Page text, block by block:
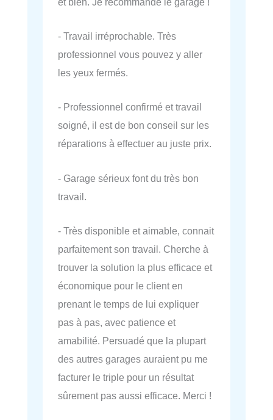
- Travail irréprochable. Très
professionnel vous pouvez y aller
les yeux fermés.
- Professionnel confirmé et travail
soigné, il est de bon conseil sur les
réparations à effectuer au juste prix.
- Garage sérieux font du très bon
travail.
- Très disponible et aimable, connait
parfaitement son travail. Cherche à
trouver la solution la plus efficace et
économique pour le client en
prenant le temps de lui expliquer
pas à pas, avec patience et
amabilité. Persuadé que la plupart
des autres garages auraient pu me
facturer le triple pour un résultat
sûrement pas aussi efficace. Merci !